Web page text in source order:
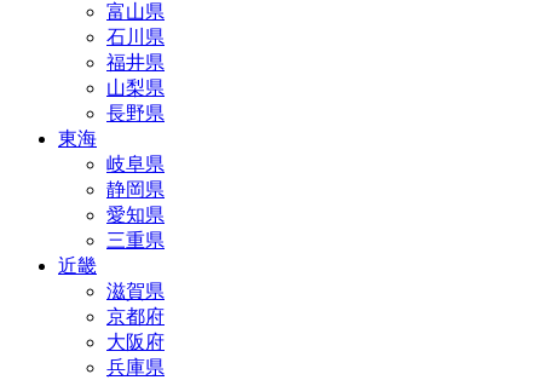
富山県
石川県
福井県
山梨県
長野県
東海
岐阜県
静岡県
愛知県
三重県
近畿
滋賀県
京都府
大阪府
兵庫県